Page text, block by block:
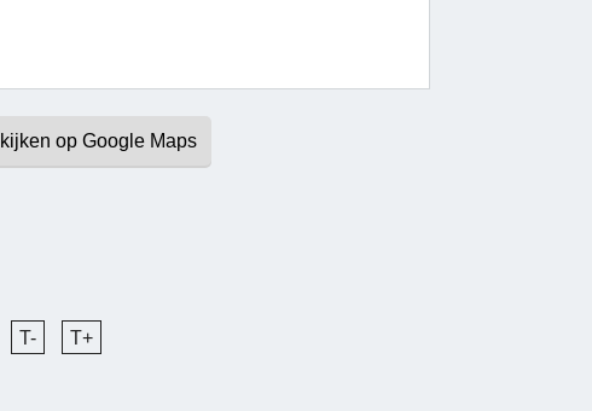
op Google Maps
T- T+